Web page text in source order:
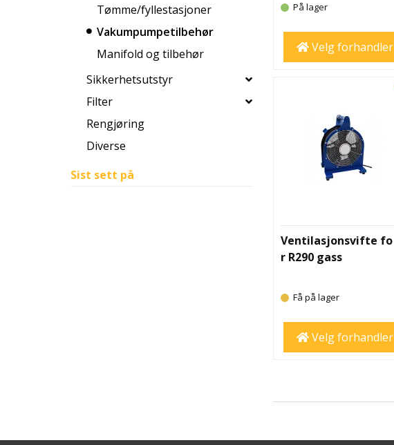
Tømme/fyllestasjoner
Vakumpumpetilbehør
Manifold og tilbehør
Sikkerhetsutstyr
Filter
Rengjøring
Diverse
Sist sett på
På lager
Velg forhandler
Ventilasjonsvifte fo
r R290 gass
Få på lager
Velg forhandler